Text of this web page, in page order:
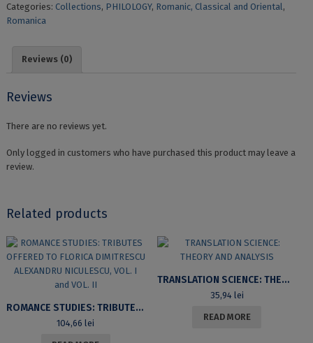
ROMANICA
34
Categories: Collections, PHILOLOGY, Romanic, Classical and Oriental ,
Romanica
Reviews (0)
Reviews
There are no reviews yet.
Only logged in customers who have purchased this product may leave a
review.
Related products
ROMANCE STUDIES: TRIBUTES OFFERED TO FLORICA DIMITRESCU ALEXANDRU NICULESCU, VOL. I AND VOL. II
104,66 lei
TRANSLATION SCIENCE: THEORY AND ANALYSIS
35,94 lei
READ MORE